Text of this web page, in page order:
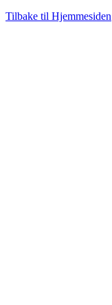
Tilbake til Hjemmesiden